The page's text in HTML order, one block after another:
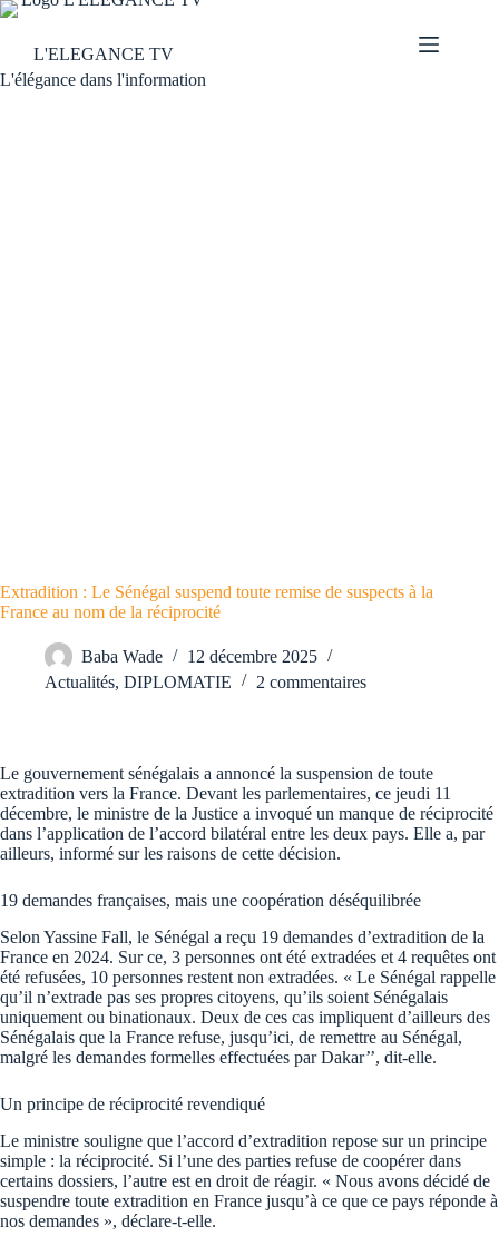
L'ELEGANCE TV
L'élégance dans l'information
Extradition : Le Sénégal suspend toute remise de suspects à la
France au nom de la réciprocité
Baba Wade
12 décembre 2025
Actualités, DIPLOMATIE 2 commentaires
Le gouvernement sénégalais a annoncé la suspension de toute
extradition vers la France. Devant les parlementaires, ce jeudi 11
décembre, le ministre de la Justice a invoqué un manque de réciprocité
dans l’application de l’accord bilatéral entre les deux pays. Elle a, par
ailleurs, informé sur les raisons de cette décision.
19 demandes françaises, mais une coopération déséquilibrée
Selon Yassine Fall, le Sénégal a reçu 19 demandes d’extradition de la
France en 2024. Sur ce, 3 personnes ont été extradées et 4 requêtes ont
été refusées, 10 personnes restent non extradées. « Le Sénégal rappelle
qu’il n’extrade pas ses propres citoyens, qu’ils soient Sénégalais
uniquement ou binationaux. Deux de ces cas impliquent d’ailleurs des
Sénégalais que la France refuse, jusqu’ici, de remettre au Sénégal,
malgré les demandes formelles effectuées par Dakar’’, dit-elle.
Un principe de réciprocité revendiqué
Le ministre souligne que l’accord d’extradition repose sur un principe
simple : la réciprocité. Si l’une des parties refuse de coopérer dans
certains dossiers, l’autre est en droit de réagir. « Nous avons décidé de
suspendre toute extradition en France jusqu’à ce que ce pays réponde à
nos demandes », déclare-t-elle.